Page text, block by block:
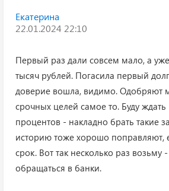
Екатерина
22.01.2024 22:10
Первый раз дали совсем мало, а уже
тысяч рублей. Погасила первый
доверие вошла, видимо. Одобряют
срочных целей самое то. Буду
процентов - накладно брать такие
историю тоже хорошо поправляют,
срок. Вот так несколько раз
обращаться в банки.